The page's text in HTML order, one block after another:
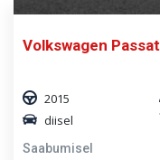
Volkswagen Passat
2015
diisel
Saabumisel